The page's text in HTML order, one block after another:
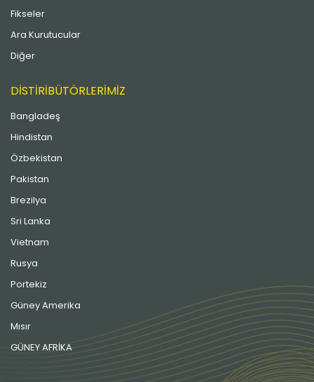
Fikseler
Ara Kurutucular
Diğer
DİSTİRİBÜTÖRLERİMİZ
Bangladeş
Hindistan
Özbekistan
Pakistan
Brezilya
Sri Lanka
Vietnam
Rusya
Portekiz
Güney Amerika
Mısır
GÜNEY AFRİKA